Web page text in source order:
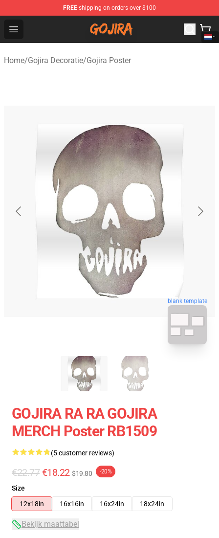
FREE shipping on orders over $100
Open menu
Gojira Shop - Official Gojira Merchandise Store
Home/Gojira Decoratie/Gojira Poster
blank template
GOJIRA RA RA GOJIRA
MERCH Poster RB1509
(5 customer reviews)
€22.77 €18.22 $19.80 -20%
Size
12x18in
16x16in 16x24in 18x24in
Bekijk maattabel